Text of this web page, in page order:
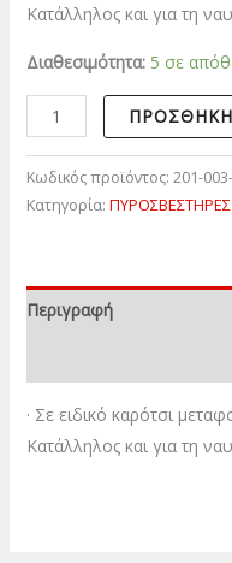
Κατάλληλος και για τη
Διαθεσιμότητα: 5 σε
Κωδικός προϊόντος: 201-
Κατηγορία: ΠΥΡΟΣΒΕΣΤΗΡΕΣ
Περιγραφή
· Σε ειδικό καρότσι
Κατάλληλος και για τη